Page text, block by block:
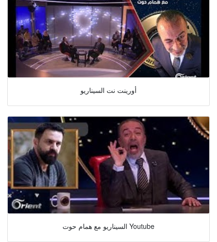
أورينت نت السيناريو
السيناريو مع همام حوت Youtube